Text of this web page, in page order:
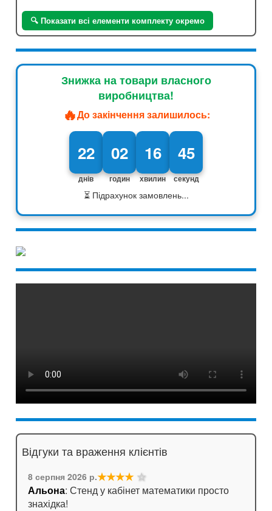
🔍 Показати всі елементи комплекту окремо
Знижка на товари власного
виробництва!
🔥До закінчення залишилось:
22
днів
02
годин
16
хвилин
44
секунд
⏳ Підрахунок замовлень...
Відгуки та враження клієнтів
8 серпня 2026 р.★★★★ ☆
Альона: Стенд у кабінет математики просто
знахідка!